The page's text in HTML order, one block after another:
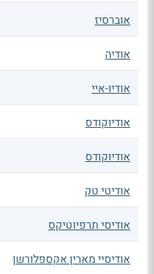
אוברסיז
אודיה
אודיו-איי
אודיוקודס
אודיוקודס
אודיטי טק
אודיסי תרפיוטיקס
אודיסיי מארין אקספלורשן